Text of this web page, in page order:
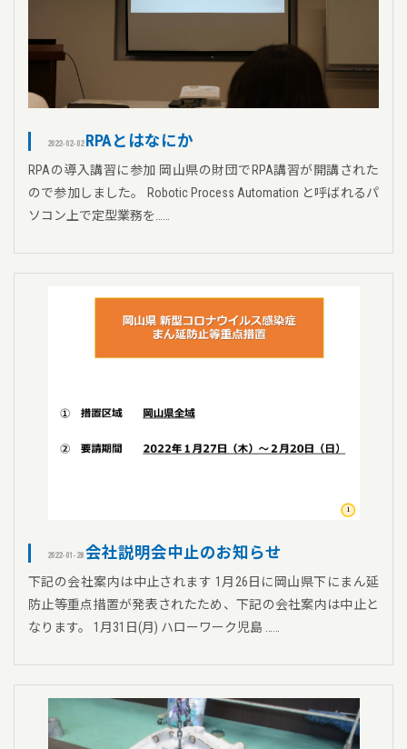
2022-02-02 RPAとはなにか
RPAの導入講習に参加 岡山県の財団でRPA講習が開講された
ので参加しました。 Robotic Process Automation と呼ばれるパ
ソコン上で定型業務を……
2022-01-28 会社説明会中止のお知らせ
下記の会社案内は中止されます 1月26日に岡山県下にまん延
防止等重点措置が発表されたため、下記の会社案内は中止と
なります。 1月31日(月) ハローワーク児島 ……